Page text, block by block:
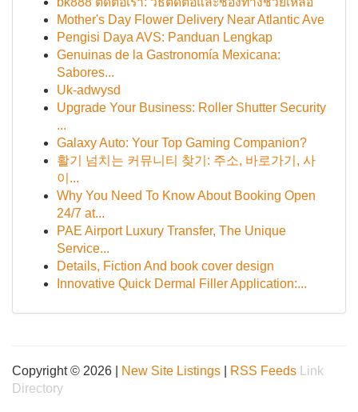
Mother's Day Flower Delivery Near Atlantic Ave
Pengisi Daya AVS: Panduan Lengkap
Genuinas de la Gastronomía Mexicana:
Sabores...
Uk-adwysd
Upgrade Your Business: Roller Shutter Security
...
Galaxy Auto: Your Top Gaming Companion?
활기 넘치는 커뮤니티 찾기: 주소, 바로가기, 사
이...
Why You Need To Know About Booking Open
24/7 at...
PAE Airport Luxury Transfer, The Unique
Service...
Details, Fiction And book cover design
Innovative Quick Dermal Filler Application:...
Copyright © 2026 | New Site Listings RSS Feeds
Link
Directory